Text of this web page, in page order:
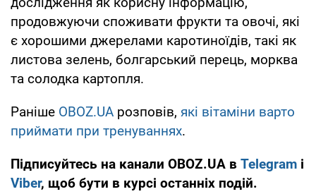
продовжуючи споживати фрукти та овочі, які
є хорошими джерелами каротиноїдів, такі як
листова зелень, болгарський перець, морква
та солодка картопля.
Раніше OBOZ.UA розповів, які вітаміни варто
приймати при тренуваннях.
Підписуйтесь на канали OBOZ.UA в Telegram і
Viber, щоб бути в курсі останніх подій.